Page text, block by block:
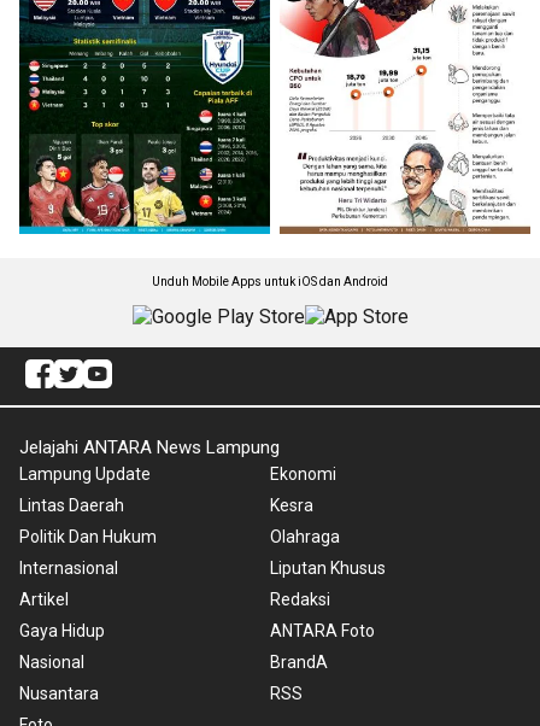
Unduh Mobile Apps untuk iOS dan Android
Jelajahi ANTARA News Lampung
Lampung Update
Lintas Daerah
Politik Dan Hukum
Internasional
Artikel
Gaya Hidup
Nasional
Nusantara
Ekonomi
Kesra
Olahraga
Liputan Khusus
Redaksi
ANTARA Foto
BrandA
RSS